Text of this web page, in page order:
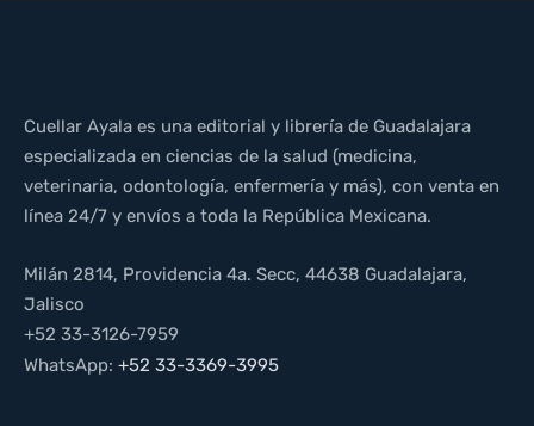
Cuellar Ayala es una editorial y librería de Guadalajara
especializada en ciencias de la salud (medicina,
veterinaria, odontología, enfermería y más), con venta en
línea 24/7 y envíos a toda la República Mexicana.
Milán 2814, Providencia 4a. Secc, 44638 Guadalajara,
Jalisco
+52 33-3126-7959
WhatsApp: +52 33-3369-3995